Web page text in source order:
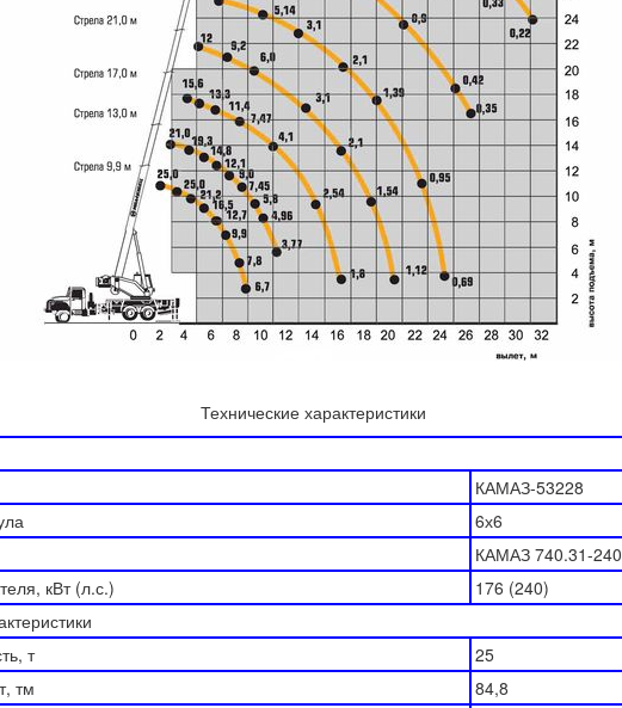
Технические характеристики
КАМАЗ-53228
6х6
КАМАЗ 740.31-240
кВт (л.с.)
176 (240)
т
25
тм
84,8